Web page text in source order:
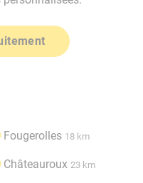
Fougerolles 18 km
Châteauroux 23 km